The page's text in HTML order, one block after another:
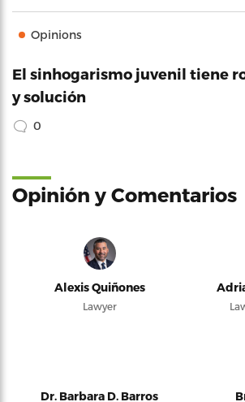
Opinions
El sinhogarismo juvenil tiene
y solución
0
Opinión y Comentarios
Alexis Quiñones
Lawyer
Dr. Barbara D. Barros